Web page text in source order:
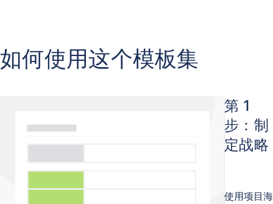
如何使用这个模板集
第 1
步：制
定战略
使用项目海